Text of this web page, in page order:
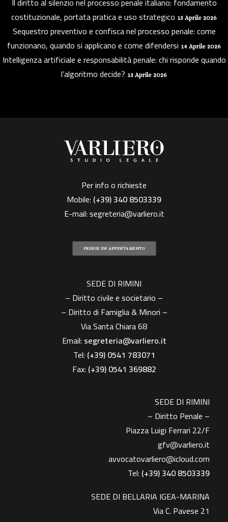
costituzionale, portata pratica e uso strategico 15 Aprile 2026
Sequestro preventivo e confisca nel processo penale: come
funzionano, quando si applicano e come difendersi 14 Aprile 2026
Intelligenza artificiale e responsabilità penale: chi risponde quando
l’algoritmo decide? 13 Aprile 2026
Per info o richieste
Mobile: (+39)340 8503339
E-mail:segreteria@varliero.it
PRENDI UN APPUNTAMENTO
SEDE DI RIMINI
– Diritto civile e societario –
– Diritto di Famiglia & Minori –
Via Santa Chiara 68
Email: segreteria@varliero.it
Tel: (+39) 0541 783071
Fax: (+39)0541 369882
SEDE DI RIMINI
– Diritto Penale –
Piazza Luigi Ferrari 22/F
gfv@varliero.it
avvocatovarliero@icloud.com
Tel: (+39) 340 8503339
SEDE DI BELLARIA IGEA-MARINA
Via C. Pavese 21